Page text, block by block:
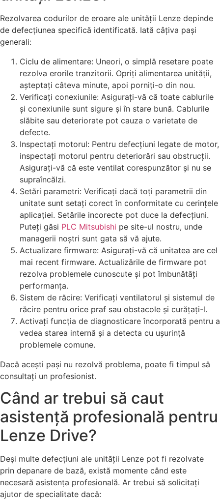
Rezolvarea codurilor de eroare ale unității Lenze depinde
de defecțiunea specifică identificată. Iată câțiva pași
generali:
Ciclu de alimentare: Uneori, o simplă resetare poate
rezolva erorile tranzitorii. Opriți alimentarea unității,
așteptați câteva minute, apoi porniți-o din nou.
Verificați conexiunile: Asigurați-vă că toate cablurile
și conexiunile sunt sigure și în stare bună. Cablurile
slăbite sau deteriorate pot cauza o varietate de
defecte.
Inspectați motorul: Pentru defecțiuni legate de motor,
inspectați motorul pentru deteriorări sau obstrucții.
Asigurați-vă că este ventilat corespunzător și nu se
supraîncălzi.
Setări parametri: Verificați dacă toți parametrii din
unitate sunt setați corect în conformitate cu cerințele
aplicației. Setările incorecte pot duce la defecțiuni.
Puteți găsi PLC Mitsubishi pe site-ul nostru, unde
managerii noștri sunt gata să vă ajute.
Actualizare firmware: Asigurați-vă că unitatea are cel
mai recent firmware. Actualizările de firmware pot
rezolva problemele cunoscute și pot îmbunătăți
performanța.
Sistem de răcire: Verificați ventilatorul și sistemul de
răcire pentru orice praf sau obstacole și curățați-l.
Activați funcția de diagnosticare încorporată pentru a
vedea starea internă și a detecta cu ușurință
problemele comune.
Dacă acești pași nu rezolvă problema, poate fi timpul să
consultați un profesionist.
Când ar trebui să caut
asistență profesională pentru
Lenze Drive?
Deși multe defecțiuni ale unității Lenze pot fi rezolvate
prin depanare de bază, există momente când este
necesară asistența profesională. Ar trebui să solicitați
ajutor de specialitate dacă: